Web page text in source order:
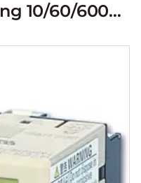
10/60/600